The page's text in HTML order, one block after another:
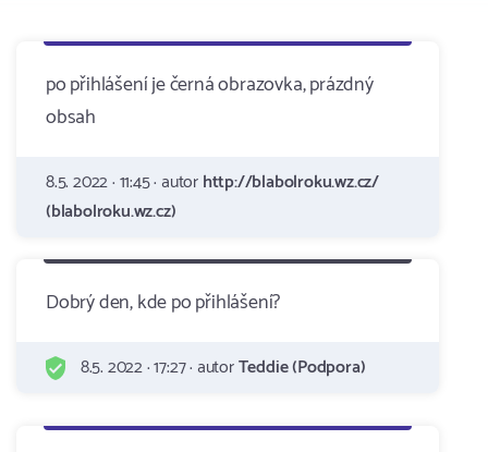
po přihlášení je černá obrazovka, prázdný
obsah
8.5. 2022 · 11:45 · autorhttp://blabolroku.wz.cz/
(blabolroku.wz.cz)
Dobrý den, kde po přihlášení?
8.5. 2022 · 17:27 · autorTeddie (Podpora)